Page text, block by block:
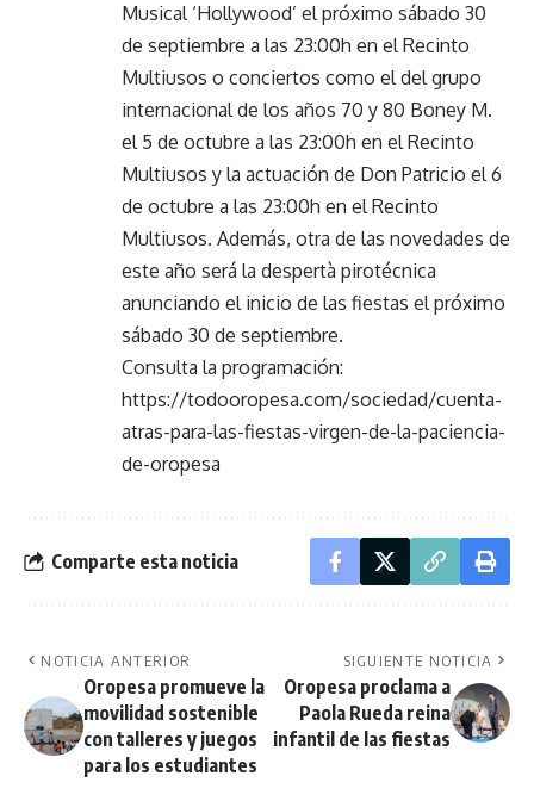
Musical ‘Hollywood’ el próximo sábado 30
de septiembre a las 23:00h en el Recinto
Multiusos o conciertos como el del grupo
internacional de los años 70 y 80 Boney M.
el 5 de octubre a las 23:00h en el Recinto
Multiusos y la actuación de Don Patricio el 6
de octubre a las 23:00h en el Recinto
Multiusos. Además, otra de las novedades de
este año será la despertà pirotécnica
anunciando el inicio de las fiestas el próximo
sábado 30 de septiembre.
Consulta la programación:
https://todooropesa.com/sociedad/cuenta-
atras-para-las-fiestas-virgen-de-la-paciencia-
de-oropesa
Comparte esta noticia
NOTICIA ANTERIOR
Oropesa promueve la
movilidad sostenible
con talleres y juegos
para los estudiantes
SIGUIENTE NOTICIA
Oropesa proclama a
Paola Rueda reina
infantil de las fiestas